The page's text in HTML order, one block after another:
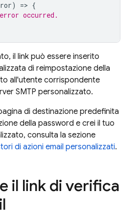
) => {
occurred.
il link può essere inserito
di reimpostazione della
all'utente corrispondente
SMTP personalizzato.
di destinazione predefinita
della password e crei il tuo
consulta la sezione
di azioni email personalizzati.
il link di verifica